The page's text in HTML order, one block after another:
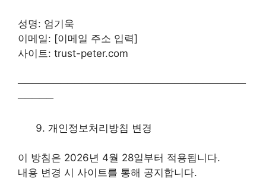
성명: 엄기욱
이메일: [이메일 주소 입력]
사이트: trust-peter.com
────────────────────────────────
─────
개인정보처리방침 변경
이 방침은 2026년 4월 28일부터 적용됩니다.
내용 변경 시 사이트를 통해 공지합니다.